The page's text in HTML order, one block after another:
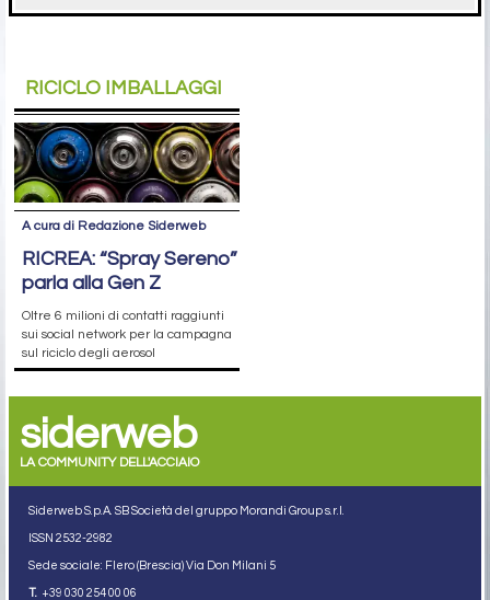
RICICLO IMBALLAGGI
A cura di Redazione Siderweb
RICREA: “Spray Sereno”
parla alla Gen Z
Oltre 6 milioni di contatti raggiunti
sui social network per la campagna
sul riciclo degli aerosol
siderweb
LA COMMUNITY DELL'ACCIAIO
Siderweb S.p.A. SB Società del gruppo Morandi Group s.r.l.
ISSN 2532-2982
Sede sociale: Flero (Brescia) Via Don Milani 5
T. +39 030 254 00 06